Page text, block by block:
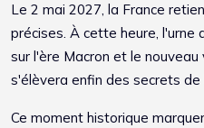
Le 2 mai 2027, la France
précises. À cette heure, l'urne
sur l'ère Macron et le
s'élèvera enfin des secrets de
Ce moment historique